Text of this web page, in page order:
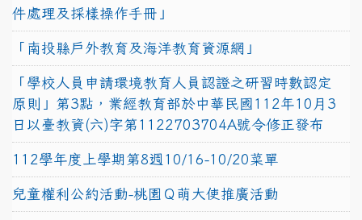
件處理及採樣操作手冊」
「南投縣戶外教育及海洋教育資源網」
「學校人員申請環境教育人員認證之研習時數認定
原則」第3點，業經教育部於中華民國112年10月3
日以臺教資(六)字第1122703704A號令修正發布
112學年度上學期第8週10/16-10/20菜單
兒童權利公約活動-桃園Ｑ萌大使推廣活動